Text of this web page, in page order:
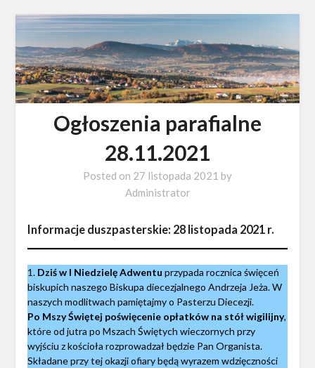
Ogłoszenia parafialne
28.11.2021
Posted on 27 listopada 2021 by
Administrator
Informacje duszpasterskie: 28 listopada 2021 r.
1. Dziś w I Niedzielę Adwentu przypada rocznica święceń
biskupich naszego Biskupa diecezjalnego Andrzeja Jeża. W
naszych modlitwach pamiętajmy o Pasterzu Diecezji.
Po Mszy Świętej poświęcenie opłatków na stół wigilijny,
które od jutra po Mszach Świętych wieczornych przy
wyjściu z kościoła rozprowadzał będzie Pan Organista.
Składane przy tej okazji ofiary będą wyrazem wdzięczności